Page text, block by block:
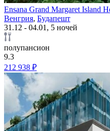
Ensana Grand Margaret Island
Венгрия, Будапешт
31.12 - 04.01, 5 ночей
полупансион
9.3
212 938 ₽